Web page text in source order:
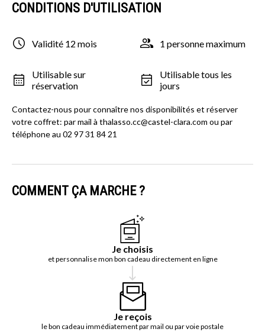
CONDITIONS D'UTILISATION
Validité 12 mois 1 personne maximum
Utilisable sur
réservation
Utilisable tous les
jours
Contactez-nous pour connaître nos disponibilités et réserver
votre coffret: par mail à thalasso.cc@castel-clara.com ou par
téléphone au 02 97 31 84 21
COMMENT ÇA MARCHE ?
Je choisis
et personnalise mon bon cadeau directement en ligne
Je reçois
le bon cadeau immédiatement par mail ou par voie postale